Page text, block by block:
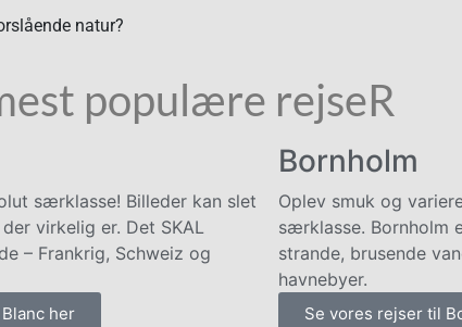
natur?
populære rejseR
særklasse! Billeder kan slet
virkelig er. Det SKAL
– Frankrig, Schweiz og
her
Bornholm
Oplev smuk og
særklasse. Bornholm
strande, brusende
havnebyer.
Se vores rejser til